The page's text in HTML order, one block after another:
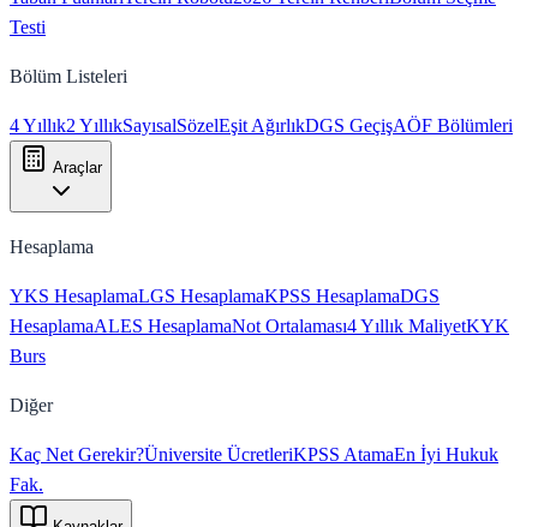
Testi
Bölüm Listeleri
4 Yıllık2 YıllıkSayısalSözelEşit AğırlıkDGS GeçişAÖF Bölümleri
Araçlar
Hesaplama
YKS HesaplamaLGS HesaplamaKPSS HesaplamaDGS
HesaplamaALES HesaplamaNot Ortalaması4 Yıllık MaliyetKYK
Burs
Diğer
Kaç Net Gerekir?Üniversite ÜcretleriKPSS AtamaEn İyi Hukuk
Fak.